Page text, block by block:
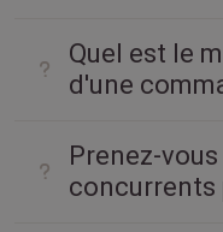
Quel est le
d'une
Prenez-
concurrents